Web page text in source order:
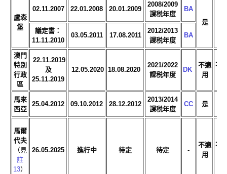
盧森
堡
02.11.2007 22.01.2008 20.01.2009
2008/2009
課税年度
BA
是
議定書：
11.11.2010
03.05.2011 17.08.2011
2012/2013
課税年度
BA
澳門
特別
行政
區
22.11.2019
及
25.11.2019
12.05.2020 18.08.2020
2021/2022
課税年度
DK
不適
用
不
馬來
西亞
25.04.2012 09.10.2012 28.12.2012
2013/2014
課税年度
CC 是
馬爾
代夫
（見
註
13）
26.05.2025 進行中 待定 待定 -
不適
用
不